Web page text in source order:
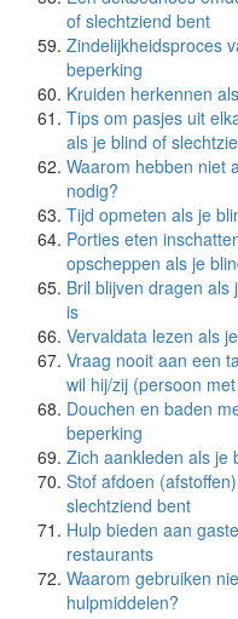
of slechtziend bent
Zindelijkheidsproces
beperking
Kruiden herkennen
Tips om pasjes uit
als je blind of
Waarom hebben niet
nodig?
Tijd opmeten als je
Porties eten
opscheppen als je
Bril blijven dragen als
is
Vervaldata lezen als
Vraag nooit aan een
wil hij/zij (persoon
Douchen en baden
beperking
Zich aankleden als je
Stof afdoen
slechtziend bent
Hulp bieden aan
restaurants
Waarom gebruiken
hulpmiddelen?